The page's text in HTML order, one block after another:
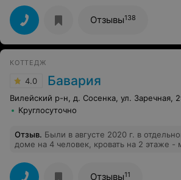
вернули официантам горячие блюда
рисом) так как мясо было очень жестким
единственное,что можно было есть так
закуски. По поводу развлекательных
считайте их вообще не было. Играла
очень и какое-то типа караоке, которое
закончилось. В добавок напрягало еще
была сразу за столами в стеклянном
меня как некурящего человека унизительно.
вечер был испорчен. Никому не
заведение.
Отзывы138
КОТТЕДЖ
4.0 Бавария
Вилейский р-н, д. Сосенка, ул. Заречная,
Круглосуточно
Отзыв. Были в августе 2020 г. в
доме на 4 человек, кровать на 2 этаже -
любовью. Хозяин и персонал
организовано на отличном уровне.
Отзывы11